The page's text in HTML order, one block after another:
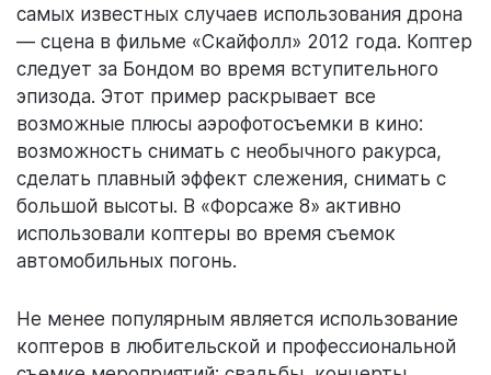
самых известных случаев использования дрона
— сцена в фильме «Скайфолл» 2012 года. Коптер
следует за Бондом во время вступительного
эпизода. Этот пример раскрывает все
возможные плюсы аэрофотосъемки в кино:
возможность снимать с необычного ракурса,
сделать плавный эффект слежения, снимать с
большой высоты. В «Форсаже 8» активно
использовали коптеры во время съемок
автомобильных погонь.
Не менее популярным является использование
коптеров в любительской и профессиональной